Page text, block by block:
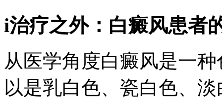
i治疗之外：白癜风患者
从医学角度白癜风是一
以是乳白色、瓷白色、